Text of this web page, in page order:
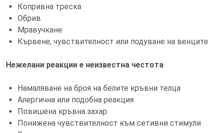
Копривна треска
Обрив
Мравучкане
Кървене, чувствителност или подуване на венците
Нежелани реакции е неизвестна честота
Намаляване на броя на белите кръвни телца
Алергична или подобна реакция
Повишена кръвна захар
Понижена чувствителност към сетивни стимули